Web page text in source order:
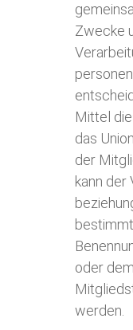
Zwecke
Mittel
das
der
kann
oder
werden.